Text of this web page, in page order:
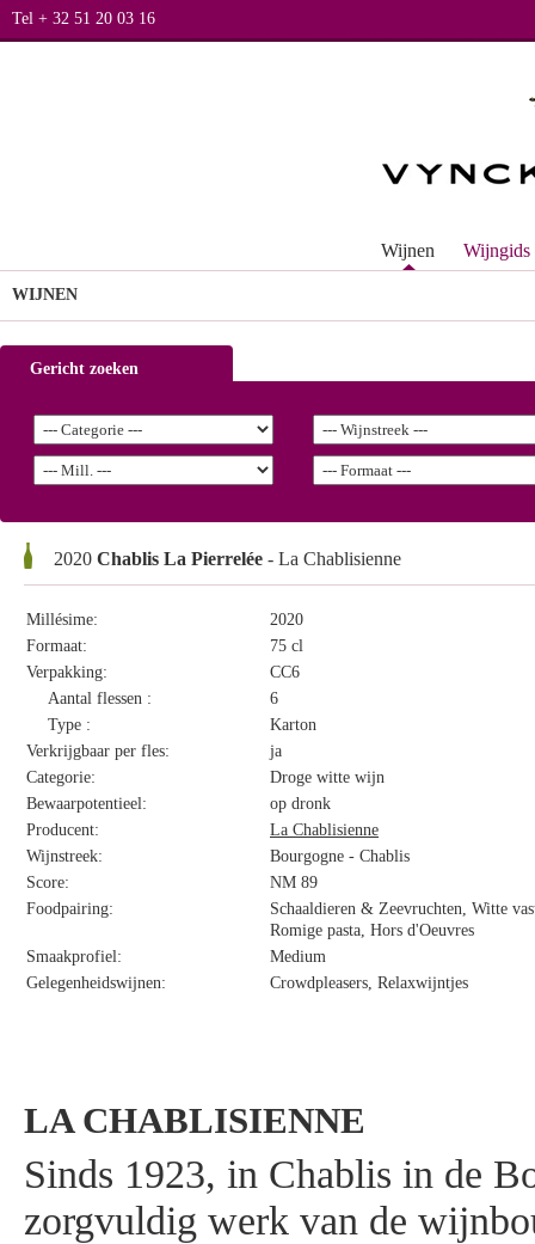
Tel + 32 51 20 03 16
Wijnen Wijngids
WIJNEN
Gericht zoeken
2020 Chablis La Pierrelée - La Chablisienne
Millésime:
2020
Formaat:
75 cl
Verpakking:
CC6
Aantal flessen :
6
Type :
Karton
Verkrijgbaar per fles:
ja
Categorie:
Droge witte wijn
Bewaarpotentieel:
op dronk
Producent:
La Chablisienne
Wijnstreek:
Bourgogne - Chablis
Score:
NM 89
Foodpairing:
Schaaldieren & Zeevruchten, Witte
Romige pasta, Hors d'Oeuvres
Smaakprofiel:
Medium
Gelegenheidswijnen:
Crowdpleasers, Relaxwijntjes
LA CHABLISIENNE
Sinds 1923, in Chablis in de
zorgvuldig werk van de